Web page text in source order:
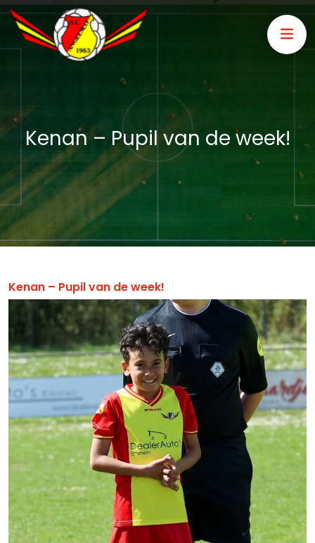
Kenan – Pupil van de week!
Kenan – Pupil van de week!